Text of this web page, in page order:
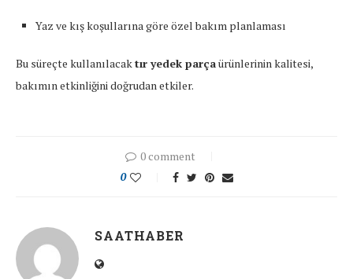
Yaz ve kış koşullarına göre özel bakım planlaması
Bu süreçte kullanılacaktır yedek parçaürünlerinin kalitesi,
bakımın etkinliğini doğrudan etkiler.
0 comment
0
SAATHABER